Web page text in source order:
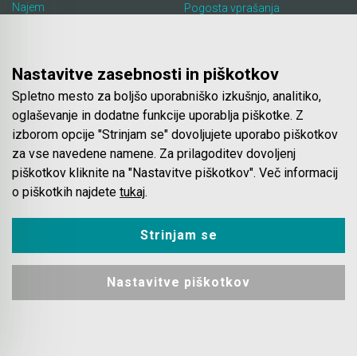
Najem
Pogosta vprašanja
Spletna trgovina
Pogoji poslovanja
Plačila
Odstop od nakupa
Dostava
Nastavitve zasebnosti in piškotkov
Spletno mesto za boljšo uporabniško izkušnjo, analitiko,
oglaševanje in dodatne funkcije uporablja piškotke. Z
izborom opcije "Strinjam se" dovoljujete uporabo piškotkov
za vse navedene namene. Za prilagoditev dovoljenj
piškotkov kliknite na "Nastavitve piškotkov". Več informacij
o piškotkih najdete tukaj.
Strinjam se
Nastavitve piškotkov